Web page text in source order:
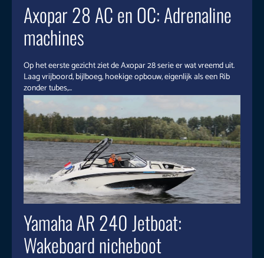
Axopar 28 AC en OC: Adrenaline
machines
Op het eerste gezicht ziet de Axopar 28 serie er wat vreemd uit.
Laag vrijboord, bijlboeg, hoekige opbouw, eigenlijk als een Rib
zonder tubes,...
Yamaha AR 240 Jetboat:
Wakeboard nicheboot